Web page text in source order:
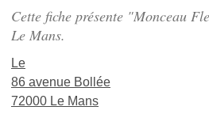
Cette fiche présente "Monceau
Le Mans.
Le
86 avenue Bollée
72000 Le Mans